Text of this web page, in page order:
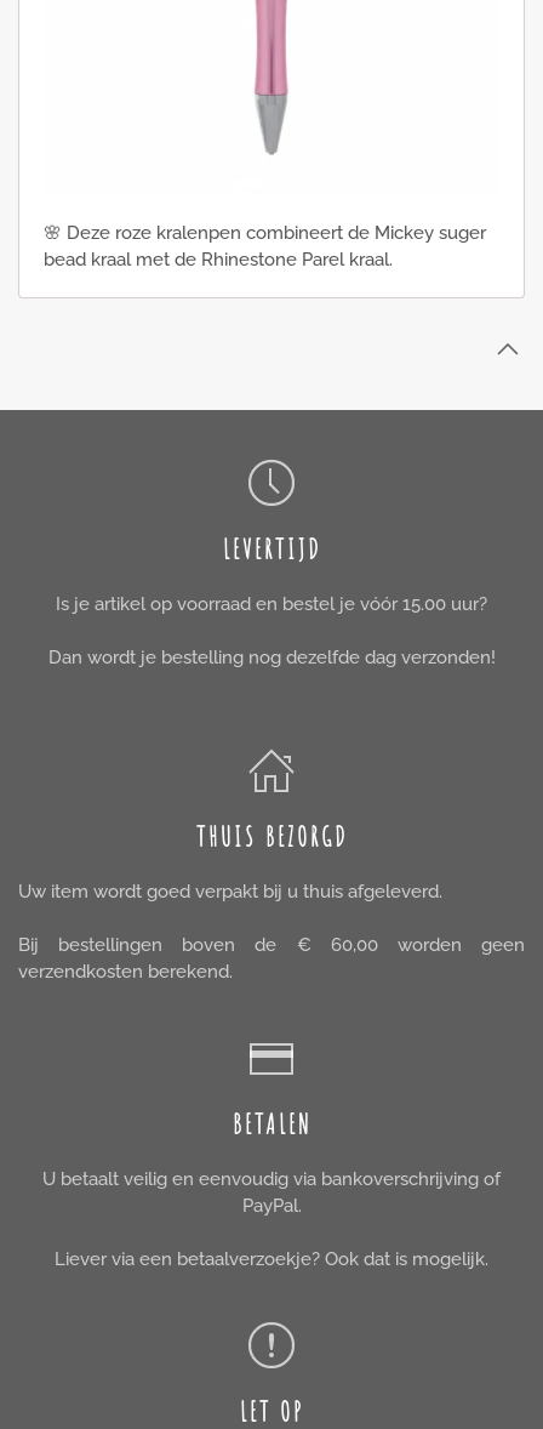
🌸 Deze roze kralenpen combineert de Mickey suger
bead kraal met de Rhinestone Parel kraal.
LEVERTIJD
Is je artikel op voorraad en bestel je vóór 15.00 uur?
Dan wordt je bestelling nog dezelfde dag verzonden!
THUIS BEZORGD
Uw item wordt goed verpakt bij u thuis afgeleverd.
Bij bestellingen boven de € 60,00 worden geen
verzendkosten berekend.
BETALEN
U betaalt veilig en eenvoudig via bankoverschrijving of
PayPal.
Liever via een betaalverzoekje? Ook dat is mogelijk.
LET OP